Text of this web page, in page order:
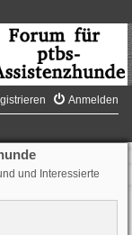
Anmelden
und Interessierte